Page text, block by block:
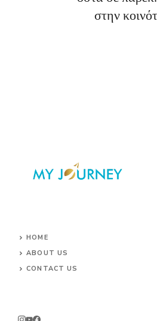
στην
HOME
ABOUT US
CONTACT US